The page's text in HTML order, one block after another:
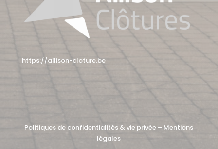
https://allison-cloture.be
Politiques de confidentialités & vie privée – Mentions
légales